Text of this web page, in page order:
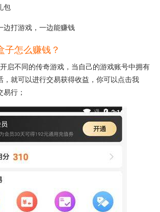
包
边打游戏，一边能赚钱
子怎么赚钱？
启不同的传奇游戏，当自己的游戏账号中拥有
，就可以进行交易获得收益，你可以点击我
行；